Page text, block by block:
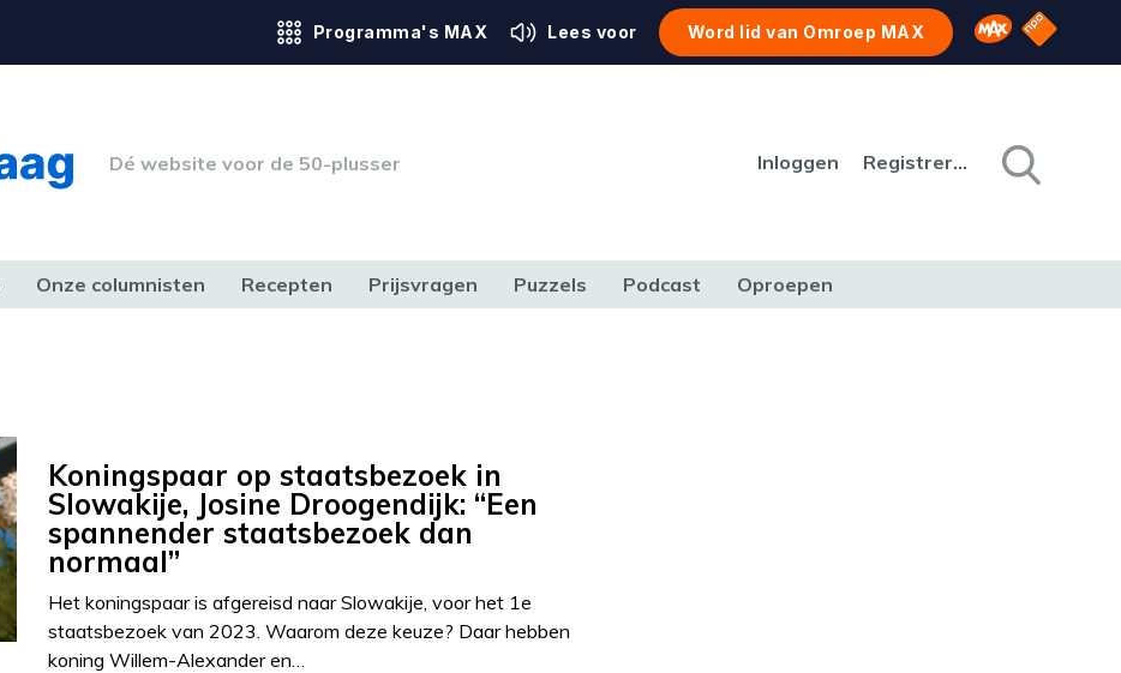
Programma's MAX Lees voor Word lid van Omroep MAX Omroep MAX
NPO
Dé website voor de 50-plusser Inloggen Registreren
Onze columnisten Recepten Prijsvragen Puzzels Podcast Oproepen
Koningspaar op staatsbezoek in
Slowakije, Josine Droogendijk: “Een
spannender staatsbezoek dan
normaal”
Het koningspaar is afgereisd naar Slowakije, voor het 1e
staatsbezoek van 2023. Waarom deze keuze? Daar hebben
koning Willem-Alexander en…